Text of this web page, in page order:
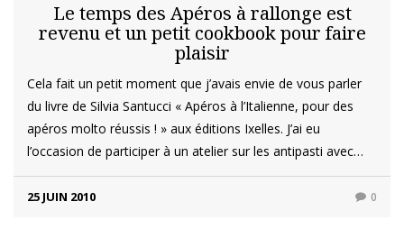
Le temps des Apéros à rallonge est
revenu et un petit cookbook pour faire
plaisir
Cela fait un petit moment que j’avais envie de vous parler
du livre de Silvia Santucci « Apéros à l’Italienne, pour des
apéros molto réussis ! » aux éditions Ixelles. J’ai eu
l’occasion de participer à un atelier sur les antipasti avec…
25 JUIN 2010 0